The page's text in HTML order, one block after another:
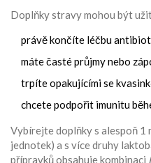
Doplňky stravy mohou být
právě končíte léčbu
máte časté průjmy nebo
trpíte opakujícími se
chcete podpořit imunitu
Vybírejte doplňky s alespoň
jednotek) a s více druhy
přípravků obsahuje kombinaci